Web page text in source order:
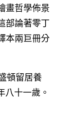
畫哲學佈景
部論著零丁
本兩巨冊分
頓留居養
八十一歲。